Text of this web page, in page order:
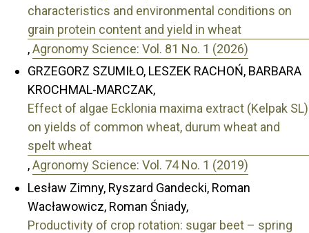
characteristics and environmental conditions on
grain protein content and yield in wheat
,Agronomy Science: Vol. 81 No. 1 (2026)
GRZEGORZ SZUMIŁO, LESZEK RACHOŃ, BARBARA
KROCHMAL-MARCZAK,
Effect of algae Ecklonia maxima extract (Kelpak SL)
on yields of common wheat, durum wheat and
spelt wheat
,Agronomy Science: Vol. 74 No. 1 (2019)
Lesław Zimny, Ryszard Gandecki, Roman
Wacławowicz, Roman Śniady,
Productivity of crop rotation: sugar beet – spring